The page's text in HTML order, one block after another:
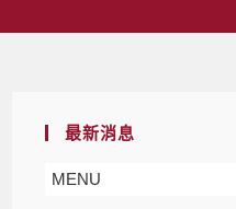
最新消息
MENU